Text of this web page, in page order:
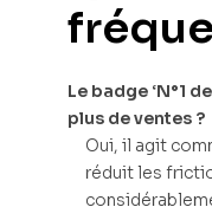
Le badge ‘N°1
plus de ventes ?
Oui, il agit
réduit les